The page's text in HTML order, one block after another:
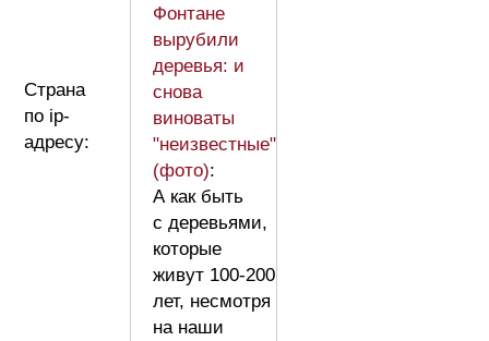
Страна
по ip-
адресу:
Фонтане
вырубили
деревья: и
снова
виноваты
"неизвестные"
(фото):
А как быть
с деревьями,
которые
живут 100-200
лет, несмотря
на наши